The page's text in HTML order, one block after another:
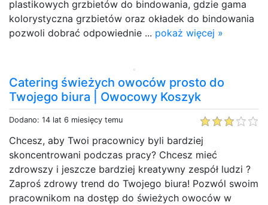
plastikowych grzbietów do bindowania, gdzie gama
kolorystyczna grzbietów oraz okładek do bindowania
pozwoli dobrać odpowiednie ... pokaż więcej »
Catering świeżych owoców prosto do
Twojego biura | Owocowy Koszyk
Dodano: 14 lat 6 miesięcy temu
Chcesz, aby Twoi pracownicy byli bardziej
skoncentrowani podczas pracy? Chcesz mieć
zdrowszy i jeszcze bardziej kreatywny zespół ludzi ?
Zaproś zdrowy trend do Twojego biura! Pozwól swoim
pracownikom na dostęp do świeżych owoców w